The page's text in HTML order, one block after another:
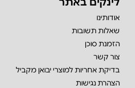
אודותינו
שאלות תשובות
הזמנת סוכן
צור קשר
בדיקת אחריות למוצרי יבואן מקביל
הצהרת נגישות